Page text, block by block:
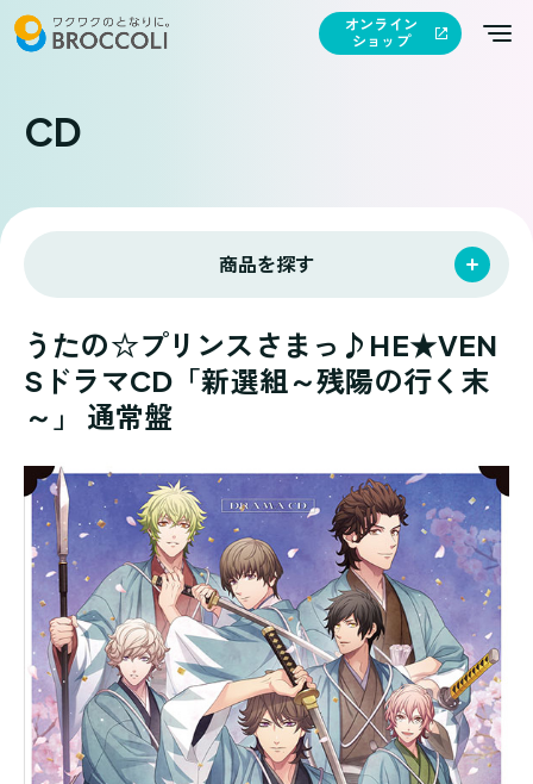
オンライン
ショップ
CD
商品を探す
うたの☆プリンスさまっ♪HE★VEN
SドラマCD「新選組～残陽の行く末
～」 通常盤